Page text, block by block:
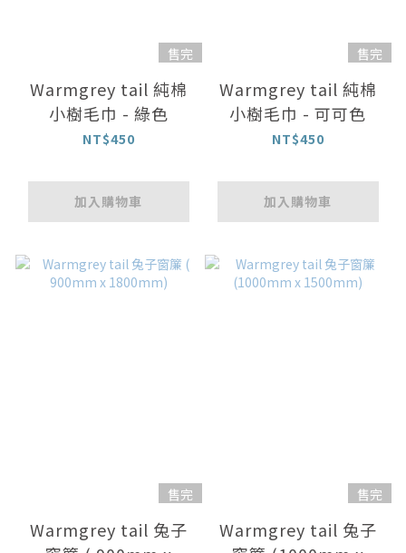
售完
Warmgrey tail 純棉
小樹毛巾 - 綠色
NT$450
加入購物車
售完
Warmgrey tail 純棉
小樹毛巾 - 可可色
NT$450
加入購物車
售完
Warmgrey tail 兔子
售完
Warmgrey tail 兔子